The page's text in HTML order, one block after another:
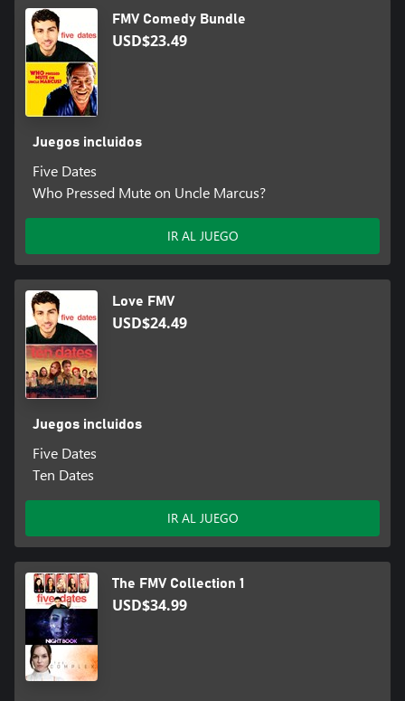
FMV Comedy Bundle
USD$23.49
Juegos incluidos
Five Dates
Who Pressed Mute on Uncle Marcus?
IR AL JUEGO
Love FMV
USD$24.49
Juegos incluidos
Five Dates
Ten Dates
IR AL JUEGO
The FMV Collection 1
USD$34.99